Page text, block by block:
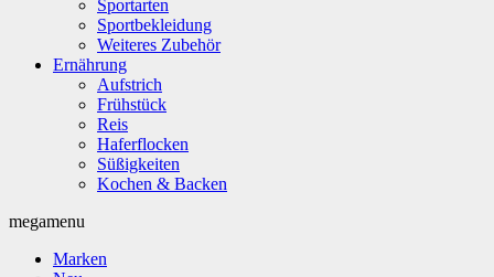
Sportarten
Sportbekleidung
Weiteres Zubehör
Ernährung
Aufstrich
Frühstück
Reis
Haferflocken
Süßigkeiten
Kochen & Backen
megamenu
Marken